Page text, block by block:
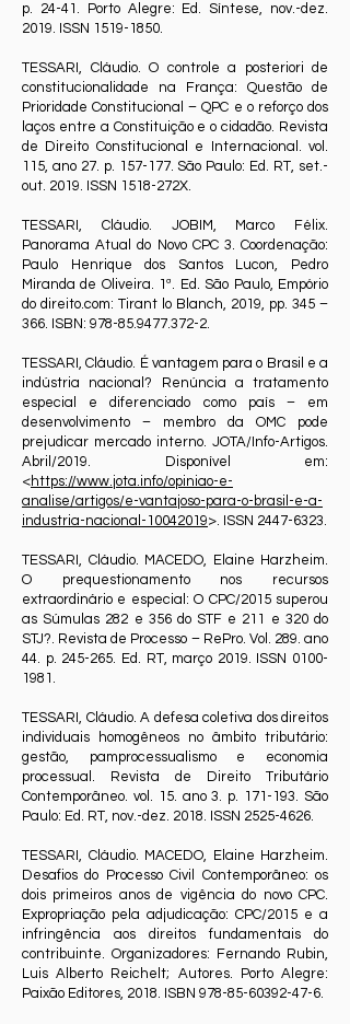
p. 24-41. Porto Alegre: Ed. Síntese, nov.-dez.
2019. ISSN 1519-1850.
TESSARI, Cláudio. O controle a posteriori de
constitucionalidade na França: Questão de
Prioridade Constitucional – QPC e o reforço dos
laços entre a Constituição e o cidadão. Revista
de Direito Constitucional e Internacional. vol.
115, ano 27. p. 157-177. São Paulo: Ed. RT, set.-
out. 2019. ISSN 1518-272X.
TESSARI, Cláudio. JOBIM, Marco Félix.
Panorama Atual do Novo CPC 3. Coordenação:
Paulo Henrique dos Santos Lucon, Pedro
Miranda de Oliveira. 1ª. Ed. São Paulo, Empório
do direito.com: Tirant lo Blanch, 2019, pp. 345 –
366. ISBN: 978-85.9477.372-2.
TESSARI, Cláudio. É vantagem para o Brasil e a
indústria nacional? Renúncia a tratamento
especial e diferenciado como país – em
desenvolvimento – membro da OMC pode
prejudicar mercado interno. JOTA/Info-Artigos.
Abril/2019. Disponível em:
<https://www.jota.info/opiniao-e-
analise/artigos/e-vantajoso-para-o-brasil-e-a-
industria-nacional-10042019>. ISSN 2447-6323.
TESSARI, Cláudio. MACEDO, Elaine Harzheim.
O prequestionamento nos recursos
extraordinário e especial: O CPC/2015 superou
as Súmulas 282 e 356 do STF e 211 e 320 do
STJ?. Revista de Processo – RePro. Vol. 289. ano
44. p. 245-265. Ed. RT, março 2019. ISSN 0100-
1981 .
TESSARI, Cláudio. A defesa coletiva dos direitos
individuais homogêneos no âmbito tributário:
gestão, pamprocessualismo e economia
processual. Revista de Direito Tributário
Contemporâneo. vol. 15. ano 3. p. 171-193. São
Paulo: Ed. RT, nov.-dez. 2018. ISSN 2525-4626.
TESSARI, Cláudio. MACEDO, Elaine Harzheim.
Desafios do Processo Civil Contemporâneo: os
dois primeiros anos de vigência do novo CPC.
Expropriação pela adjudicação: CPC/2015 e a
infringência aos direitos fundamentais do
contribuinte. Organizadores: Fernando Rubin,
Luis Alberto Reichelt; Autores. Porto Alegre:
Paixão Editores, 2018. ISBN 978-85-60392-47-6.